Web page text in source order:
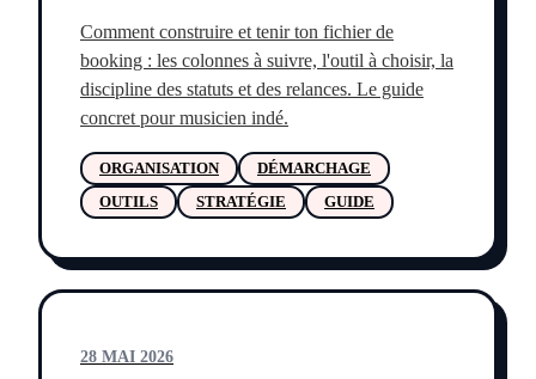
Comment construire et tenir ton fichier de
booking : les colonnes à suivre, l'outil à choisir, la
discipline des statuts et des relances. Le guide
concret pour musicien indé.
ORGANISATION
DÉMARCHAGE
OUTILS
STRATÉGIE GUIDE
28 MAI 2026